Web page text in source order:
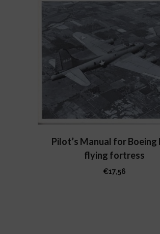
Pilot’s Manual for Boeing
flying fortress
€17,56